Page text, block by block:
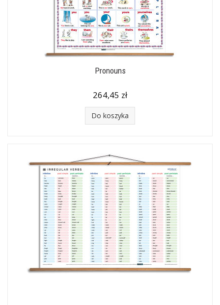
Pronouns
264,45 zł
Do koszyka